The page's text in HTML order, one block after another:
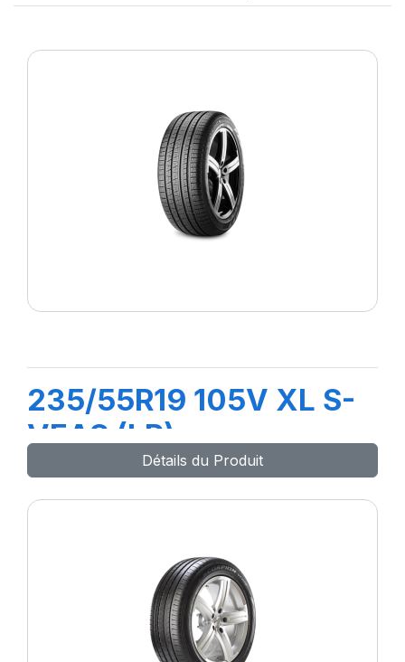
235/55R19 105V XL S-
VEAS (LR)
Détails du Produit